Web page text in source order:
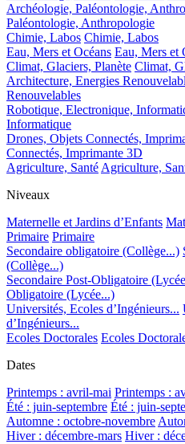
Archéologie, Paléontologie,
Paléontologie, Anthropologie
Chimie, Labos Chimie, Labos
Eau, Mers et Océans Eau, Mers et
Climat, Glaciers, Planète Climat,
Architecture, Energies
Renouvelables
Robotique, Electronique,
Informatique
Drones, Objets Connectés,
Connectés, Imprimante 3D
Agriculture, Santé Agriculture,
Niveaux
Maternelle et Jardins d’Enfants
Primaire Primaire
Secondaire obligatoire (Collège...)
(Collège...)
Secondaire Post-Obligatoire
Obligatoire (Lycée...)
Universités, Ecoles d’Ingénieurs...
d’Ingénieurs...
Ecoles Doctorales Ecoles
Dates
Printemps : avril-mai Printemps :
Été : juin-septembre Été : juin-
Automne : octobre-novembre
Hiver : décembre-mars Hiver :